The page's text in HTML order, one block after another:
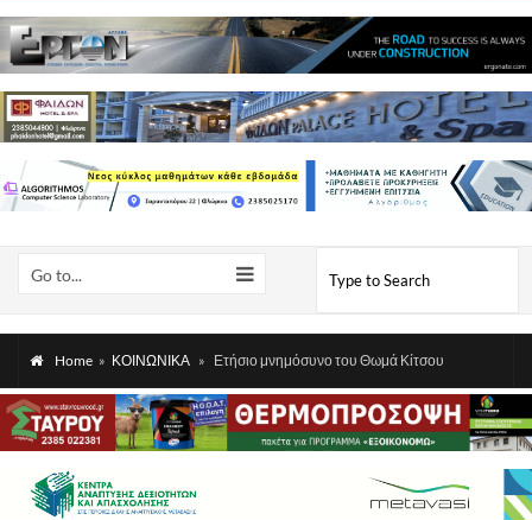
Go to...
Home » ΚΟΙΝΩΝΙΚΑ » Ετήσιο μνημόσυνο του Θωμά Κίτσου